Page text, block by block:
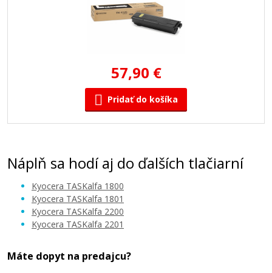
57,90 €
Pridať do košíka
Náplň sa hodí aj do ďalších tlačiarní
Kyocera TASKalfa 1800
Kyocera TASKalfa 1801
Kyocera TASKalfa 2200
Kyocera TASKalfa 2201
Máte dopyt na predajcu?